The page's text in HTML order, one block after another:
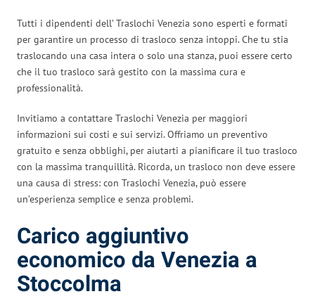
Tutti i dipendenti dell’ Traslochi Venezia sono esperti e formati
per garantire un processo di trasloco senza intoppi. Che tu stia
traslocando una casa intera o solo una stanza, puoi essere certo
che il tuo trasloco sarà gestito con la massima cura e
professionalità.
Invitiamo a contattare Traslochi Venezia per maggiori
informazioni sui costi e sui servizi. Offriamo un preventivo
gratuito e senza obblighi, per aiutarti a pianificare il tuo trasloco
con la massima tranquillità. Ricorda, un trasloco non deve essere
una causa di stress: con Traslochi Venezia, può essere
un’esperienza semplice e senza problemi.
Carico aggiuntivo
economico da Venezia a
Stoccolma